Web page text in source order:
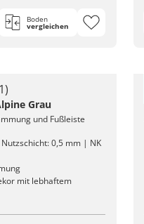
Boden
vergleichen
Grau
und Fußleiste
0,5 mm | NK
mit lebhaftem